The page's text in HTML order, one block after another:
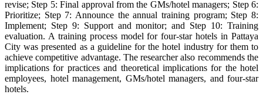
revise; Step 5: Final approval from the GMs/hotel managers; Step 6:
Prioritize; Step 7: Announce the annual training program; Step 8:
Implement; Step 9: Support and monitor; and Step 10: Training
evaluation. A training process model for four-star hotels in Pattaya
City was presented as a guideline for the hotel industry for them to
achieve competitive advantage. The researcher also recommends the
implications for practices and theoretical implications for the hotel
employees, hotel management, GMs/hotel managers, and four-star
hotels.